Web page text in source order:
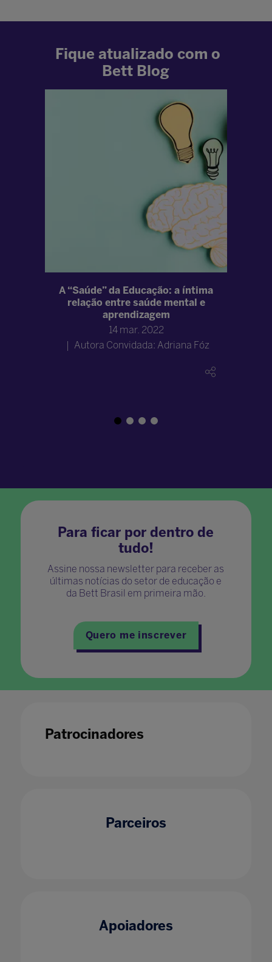
Fique atualizado com o
Bett Blog
A “Saúde” da Educação: a íntima
relação entre saúde mental e
aprendizagem
14 mar. 2022
Autora Convidada: Adriana Fóz
Para ficar por dentro de
tudo!
Assine nossa newsletter para receber as
últimas notícias do setor de educação e
da Bett Brasil em primeira mão.
Quero me inscrever
Patrocinadores
Parceiros
Apoiadores